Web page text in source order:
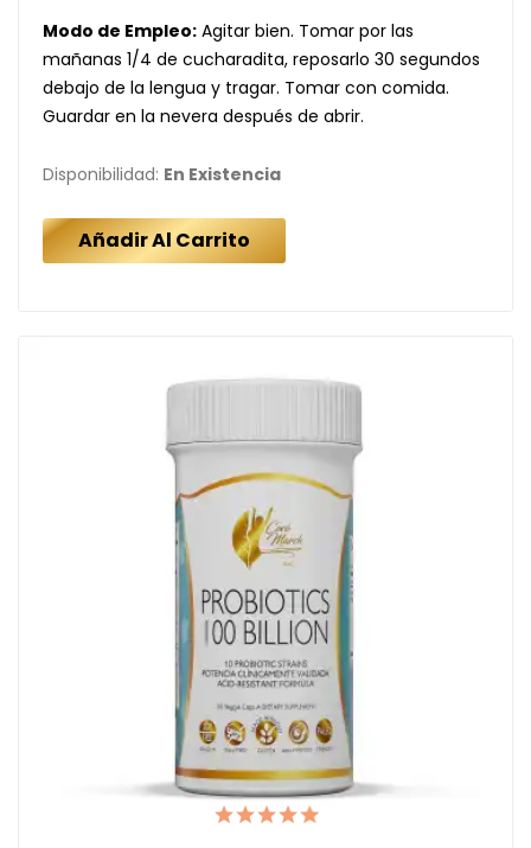
Modo de Empleo: Agitar bien. Tomar por las
mañanas 1/4 de cucharadita, reposarlo 30 segundos
debajo de la lengua y tragar. Tomar con comida.
Guardar en la nevera después de abrir.
Disponibilidad: En Existencia
Añadir Al Carrito